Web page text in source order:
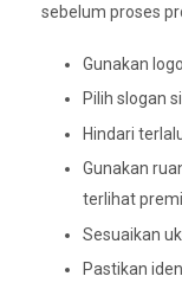
sebelum proses
Gunakan
Pilih slogan
Hindari
Gunakan
terlihat
Sesuaikan
Pastikan